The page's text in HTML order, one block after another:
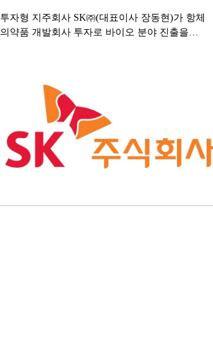
투자형 지주회사 SK㈜(대표이사 장동현)가 항체
의약품 개발회사 투자로 바이오 분야 진출을
투자하며 항체 의약품 시장 진출을 위한 혁신기술
선점에 나섰다. 지난해 10월 중국의 바이오 벤처
‘하버바이오메드(Harbour BioMed)’에 투자한 지
7개월 만이다.